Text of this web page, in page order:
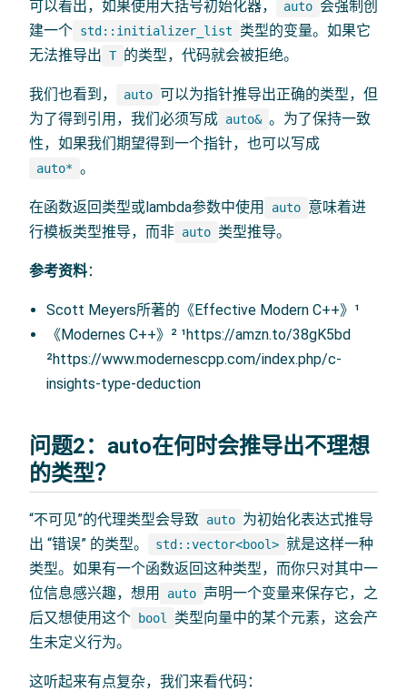
可以看出，如果使用大括号初始化器， auto 会强制创
建一个 std::initializer_list
类型的变量。如果它
无法推导出 T 的类型，代码就会被拒绝。
我们也看到， auto 可以为指针推导出正确的类型，但
为了得到引用，我们必须写成 auto& 。为了保持一致
性，如果我们期望得到一个指针，也可以写成
auto* 。
在函数返回类型或lambda参数中使用 auto 意味着进
行模板类型推导，而非 auto 类型推导。
参考资料：
Scott Meyers所著的《Effective Modern C++》¹
《Modernes C++》² ¹https://amzn.to/38gK5bd
²https://www.modernescpp.com/index.php/c-
insights-type-deduction
问题2：auto在何时会推导出不理想
的类型？
“不可见”的代理类型会导致 auto 为初始化表达式推导
出 “错误” 的类型。
std::vector<bool> 就是这样一种
类型。如果有一个函数返回这种类型，而你只对其中一
位信息感兴趣，想用
auto 声明一个变量来保存它，之
后又想使用这个 bool
类型向量中的某个元素，这会产
生未定义行为。
这听起来有点复杂，我们来看代码：